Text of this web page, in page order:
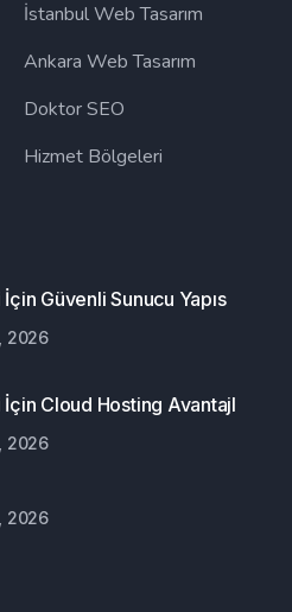
İstanbul Web Tasarım
Ankara Web Tasarım
Doktor SEO
Hizmet Bölgeleri
Güvenli Sunucu Yapıs
2026
Cloud Hosting Avantajl
2026
2026